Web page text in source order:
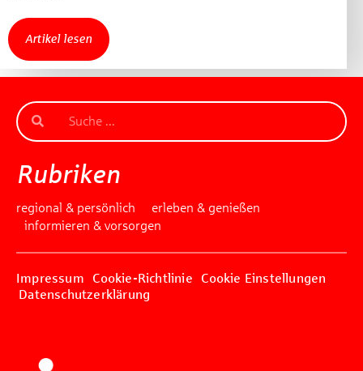
Artikel lesen
Rubriken
regional & persönlich
erleben & genießen
informieren & vorsorgen
Impressum Cookie-Richtlinie
Cookie Einstellungen
Datenschutzerklärung